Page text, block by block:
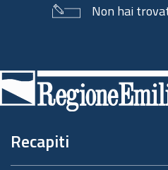
Non hai
di
pagina
Recapiti